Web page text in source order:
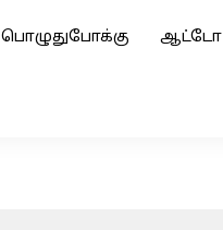
பொழுதுபோக்கு ஆட்டோ